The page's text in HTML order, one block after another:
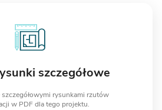
szczegółowe
szczegółowymi rysunkami rzutów
w PDF dla tego projektu.